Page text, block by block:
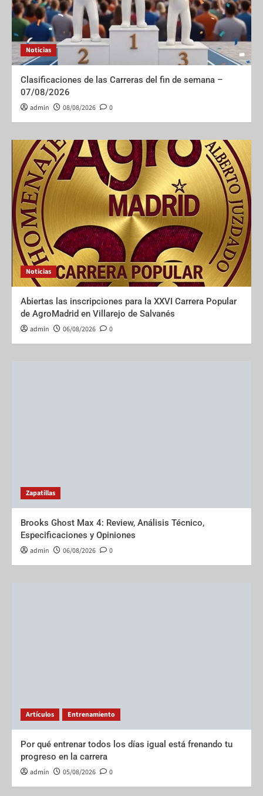
Noticias
Clasificaciones de las Carreras del fin de semana –
07/08/2026
admin 08/08/2026 0
Noticias
Abiertas las inscripciones para la XXVI Carrera Popular
de AgroMadrid en Villarejo de Salvanés
admin 06/08/2026 0
Zapatillas
Brooks Ghost Max 4: Review, Análisis Técnico,
Especificaciones y Opiniones
admin 06/08/2026 0
Artículos Entrenamiento
Por qué entrenar todos los días igual está frenando tu
progreso en la carrera
admin 05/08/2026 0